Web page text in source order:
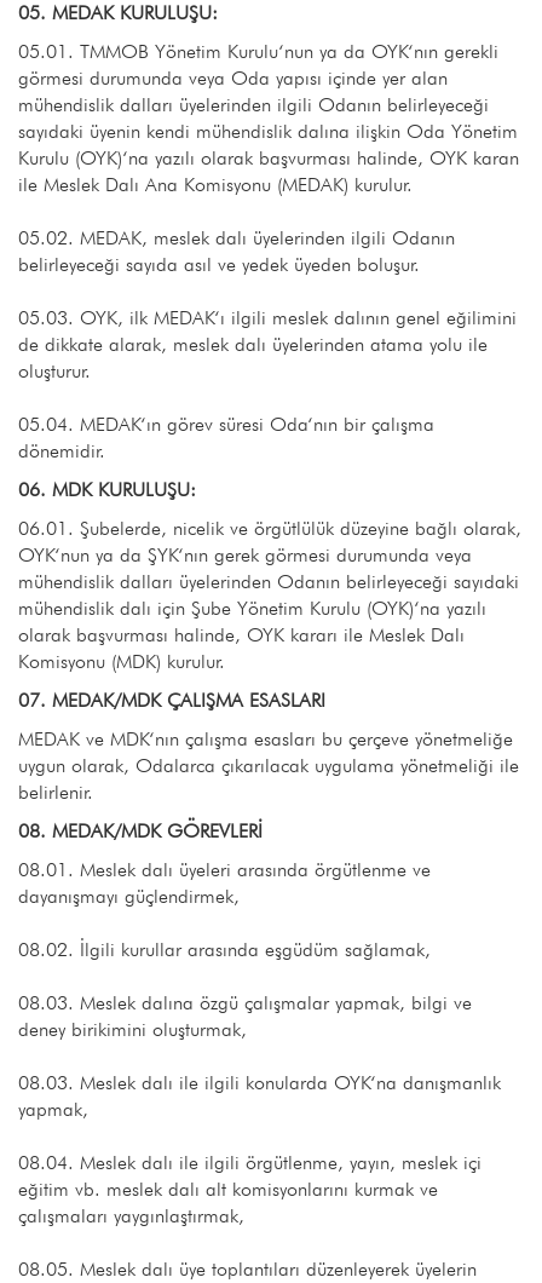
05. MEDAK KURULUŞU:
05.01. TMMOB Yönetim Kurulu‘nun ya da OYK‘nın gerekli
görmesi durumunda veya Oda yapısı içinde yer alan
mühendislik dalları üyelerinden ilgili Odanın belirleyeceği
sayıdaki üyenin kendi mühendislik dalına ilişkin Oda Yönetim
Kurulu (OYK)‘na yazılı olarak başvurması halinde, OYK karan
ile Meslek Dalı Ana Komisyonu (MEDAK) kurulur.
05.02. MEDAK, meslek dalı üyelerinden ilgili Odanın
belirleyeceği sayıda asıl ve yedek üyeden boluşur.
05.03. OYK, ilk MEDAK‘ı ilgili meslek dalının genel eğilimini
de dikkate alarak, meslek dalı üyelerinden atama yolu ile
oluşturur.
05.04. MEDAK‘ın görev süresi Oda‘nın bir çalışma
dönemidir.
06. MDK KURULUŞU:
06.01. Şubelerde, nicelik ve örgütlülük düzeyine bağlı olarak,
OYK‘nun ya da ŞYK‘nın gerek görmesi durumunda veya
mühendislik dalları üyelerinden Odanın belirleyeceği sayıdaki
mühendislik dalı için Şube Yönetim Kurulu (OYK)‘na yazılı
olarak başvurması halinde, OYK kararı ile Meslek Dalı
Komisyonu (MDK) kurulur.
07. MEDAK/MDK ÇALIŞMA ESASLARI
MEDAK ve MDK‘nın çalışma esasları bu çerçeve yönetmeliğe
uygun olarak, Odalarca çıkarılacak uygulama yönetmeliği ile
belirlenir.
08. MEDAK/MDK GÖREVLERİ
08.01. Meslek dalı üyeleri arasında örgütlenme ve
dayanışmayı güçlendirmek,
08.02. İlgili kurullar arasında eşgüdüm sağlamak,
08.03. Meslek dalına özgü çalışmalar yapmak, bilgi ve
deney birikimini oluşturmak,
08.03. Meslek dalı ile ilgili konularda OYK‘na danışmanlık
yapmak,
08.04. Meslek dalı ile ilgili örgütlenme, yayın, meslek içi
eğitim vb. meslek dalı alt komisyonlarını kurmak ve
çalışmaları yaygınlaştırmak,
08.05. Meslek dalı üye toplantıları düzenleyerek üyelerin